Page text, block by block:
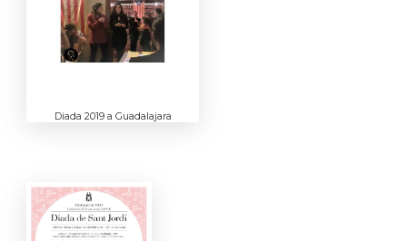
Diada 2019 a Guadalajara